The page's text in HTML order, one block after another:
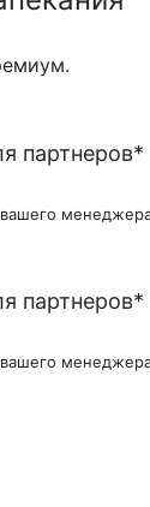
партнеров*
вашего
партнеров*
вашего